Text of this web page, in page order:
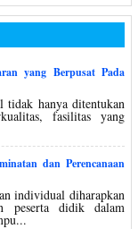
yang Berpusat Pada
tidak hanya ditentukan
fasilitas yang
dan Perencanaan
individual diharapkan
peserta didik dalam